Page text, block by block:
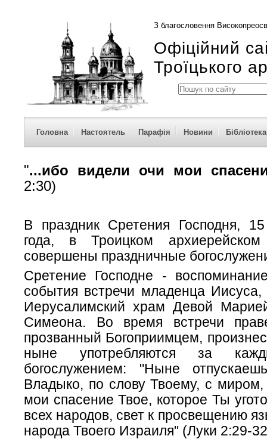
З благословення
Офіційний
Троїцького
Головна Настоятель Парафія Новини Бібліотека
"...ибо видели очи мои
2:30)
В праздник Сретения Господня,
года, в Троицком
совершены праздничные
Сретение Господне -
события встречи младенца Иисуса,
Иерусалимский храм Девой
Симеона. Во время встречи
прозванный Богоприимцем,
ныне употребляются за
богослужением: "Ныне
Владыко, по слову Твоему, с
мои спасение Твое, которое Ты
всех народов, свет к просвещению
народа Твоего Израиля" (Луки 2:29-